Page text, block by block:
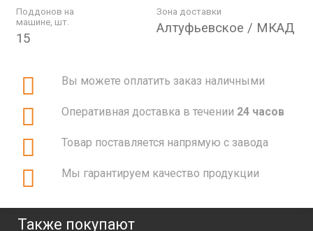
Поддонов на
машине, шт.
15
Зона доставки
Алтуфьевское / МКАД
Вы можете оплатить заказ наличными
Оперативная доставка в течении 24 часов
Товар поставляется напрямую с завода
Мы гарантируем качество продукции
Также покупают